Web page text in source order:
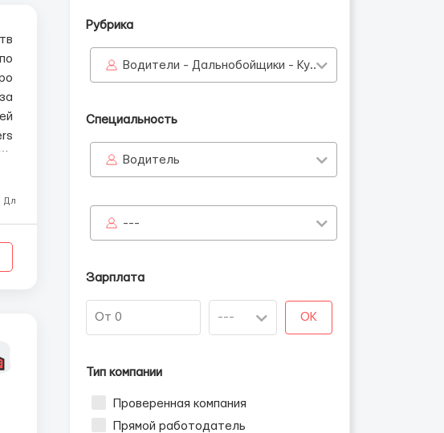
Для мужчин
Рубрика
Водители - Дальнобойщики - Курьеры
Специальность
Водитель
---
Зарплата
OK
Тип компании
Проверенная компания
Прямой работодатель